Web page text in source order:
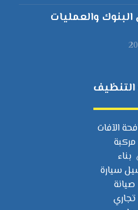
والعمليات
الآفات
مركبة
بناء
سيارة
صيانة
تجاري